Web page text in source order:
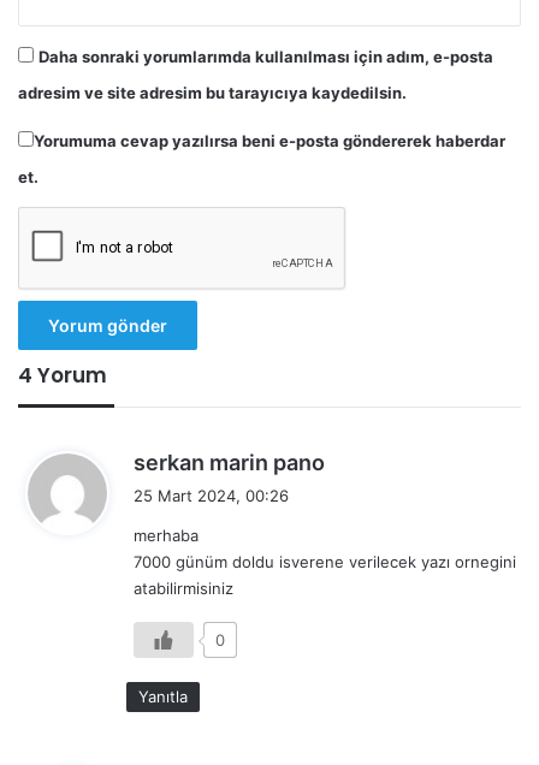
Daha sonraki yorumlarımda kullanılması için adım, e-posta
adresim ve site adresim bu tarayıcıya kaydedilsin.
Yorumuma cevap yazılırsa beni e-posta göndererek haberdar
et.
4 Yorum
serkan marin pano
k
25 Mart 2024, 00:26
merhaba
7000 günüm doldu isverene verilecek yazı ornegini
atabilirmisiniz
0
Yanıtla